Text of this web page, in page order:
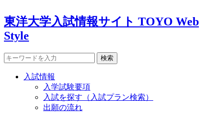
東洋大学入試情報サイト TOYO Web
Style
検索
入試情報
入学試験要項
入試を探す（入試プラン検索）
出願の流れ